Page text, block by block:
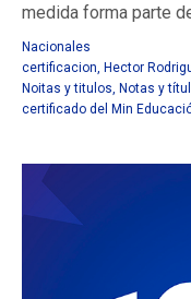
medida forma parte
Nacionales
certificacion, Hector
Noitas y titulos, Notas y
certificado del Min